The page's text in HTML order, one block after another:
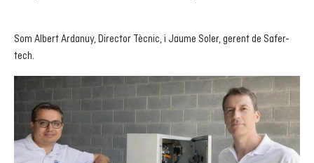
Som Albert Ardanuy, Director Tècnic, i Jaume Soler, gerent de Safer-
tech.